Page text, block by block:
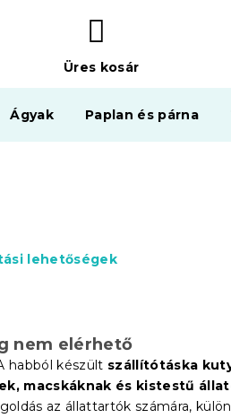
KOSÁR
Üres kosár
Ágyak Paplan és párna
nem elérhető
lehetőségek
habból készült szállítótáska
macskáknak és kistestű
az állattartók számára,